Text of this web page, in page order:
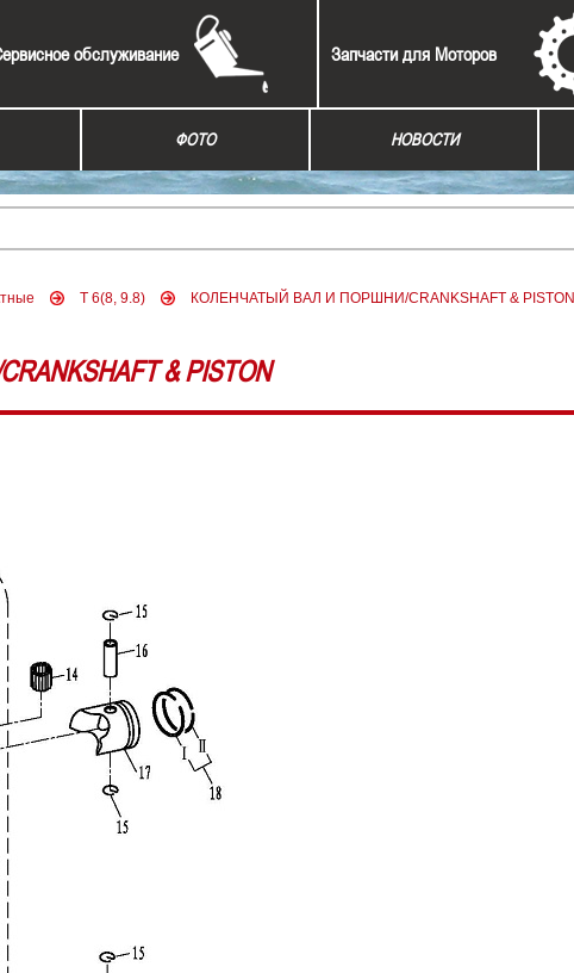
обслуживание Запчасти для Моторов
ФОТО НОВОСТИ
T 6(8, 9.8) КОЛЕНЧАТЫЙ ВАЛ И ПОРШНИ/CRANKSHAFT & PISTON
& PISTON